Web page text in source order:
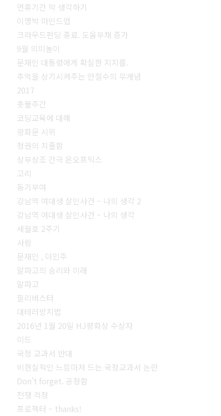
연휴기간 막 생각하기
이명박 마인드맵
크라우드펀딩 종료. 도움부채 증가
9월 의미놀이
문재인 대통령에게 확실한 지지를.
추억을 상기시켜주는 안철수의 무개념
2017
촛불주간
코딩교육에 대해
광화문 시위
정권의 치졸함
상부상조 간극 온오프믹스
고리
동기부여
강남역 여대생 살인사건 – 나의 생각 2
강남역 여대생 살인사건 – 나의 생각
세월호 2주기
사람
문재인 , 더민주
알파고의 승리와 미래
알파고
필리버스터
대테러방지법
2016년 1월 20일 HJ평화상 수상자
미드
국정 교과서 반대
비현실적인 느낌마저 드는 국정교과서 논란
Don’t forget. 공정함
전쟁 걱정
프로젝터 – thanks!